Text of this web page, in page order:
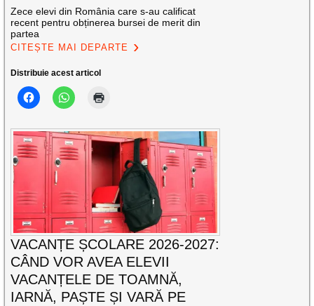
Zece elevi din România care s-au calificat
recent pentru obținerea bursei de merit din
partea
CITEȘTE MAI DEPARTE
Distribuie acest articol
VACANȚE ȘCOLARE 2026-2027:
CÂND VOR AVEA ELEVII
VACANȚELE DE TOAMNĂ,
IARNĂ, PAȘTE ȘI VARĂ PE